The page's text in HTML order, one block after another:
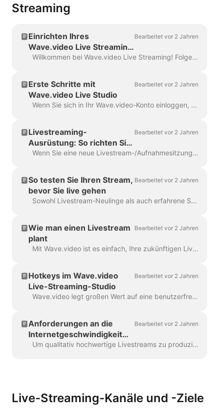
Streaming
Einrichten Ihres
Wave.video Live Streaming
Kontos
Bearbeitet vor 2 Jahren
Willkommen bei Wave.video Live Streaming! Folgen Sie dieser Schritt-für-Schritt-Anleitung, um Ihr Wave.video Live Streaming-Konto einzurichten und auf mehrere Plattformen zu streamen...
Erste Schritte mit
Wave.video Live Studio
Bearbeitet vor 2 Jahren
Wenn Sie sich in Ihr Wave.video-Konto einloggen, gehen Sie in den Bereich Meine Streams & Aufnahmen. Oben auf der Seite gibt es vier Bereiche: Demnächst, In Progr...
Livestreaming-
Ausrüstung: So richten Sie
Ihre Kamera, Ihr Mikrofon
Übertragung ein
Bearbeitet vor 2 Jahren
Wenn Sie eine neue Livestream-/Aufnahmesitzung starten oder einer solchen beitreten, werden Sie aufgefordert, Ihre Ausrüstung zu konfigurieren: Kamera, Mikrofon und Lautsprecher. Wenn Sie...
So testen Sie Ihren Stream,
bevor Sie live gehen
Bearbeitet vor 2 Jahren
Sowohl Livestream-Neulinge als auch erfahrene Streamer sind hin und wieder unsicher, ob sie bereit sind, live zu gehen. Das Testen der Fähigkeiten ist wirklich hilfreich...
Wie man einen Livestream
plant
Bearbeitet vor 2 Jahren
Mit Wave.video ist es einfach, Ihre zukünftigen Live-Video-Events im Voraus zu planen und Ihre kommenden Übertragungen zu organisieren. Hier erfahren Sie, wie Sie einen...
Hotkeys im Wave.video
Live-Streaming-Studio
Bearbeitet vor 2 Jahren
Wave.video legt großen Wert auf eine benutzerfreundliche Oberfläche. Um die Navigation zu erleichtern und Routineaktionen zu vereinfachen, sollten Sie Hotkeys verwenden. Sie können jederzeit...
Anforderungen an die
Internetgeschwindigkeit
für Live-Streaming
Bearbeitet vor 2 Jahren
Um qualitativ hochwertige Livestreams zu produzieren, ist eine gute Internetverbindung erforderlich. Für Streamer gibt es zwei entscheidende Momente, auf die sie achten...
Live-Streaming-Kanäle und -Ziele